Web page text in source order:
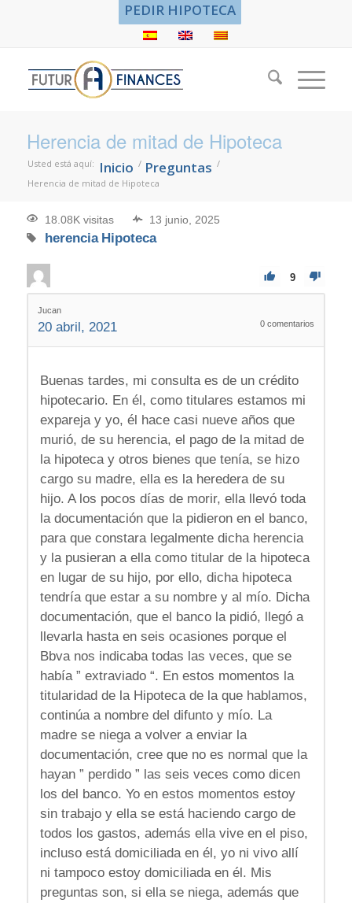
PEDIR HIPOTECA
Herencia de mitad de Hipoteca
Usted está aquí: Inicio / Preguntas /
Herencia de mitad de Hipoteca
18.08K visitas 13 junio, 2025
herencia Hipoteca
9
Jucan
20 abril, 2021 0 comentarios
Buenas tardes, mi consulta es de un crédito
hipotecario. En él, como titulares estamos mi
expareja y yo, él hace casi nueve años que
murió, de su herencia, el pago de la mitad de
la hipoteca y otros bienes que tenía, se hizo
cargo su madre, ella es la heredera de su
hijo. A los pocos días de morir, ella llevó toda
la documentación que la pidieron en el banco,
para que constara legalmente dicha herencia
y la pusieran a ella como titular de la hipoteca
en lugar de su hijo, por ello, dicha hipoteca
tendría que estar a su nombre y al mío. Dicha
documentación, que el banco la pidió, llegó a
llevarla hasta en seis ocasiones porque el
Bbva nos indicaba todas las veces, que se
había ” extraviado “. En estos momentos la
titularidad de la Hipoteca de la que hablamos,
continúa a nombre del difunto y mío. La
madre se niega a volver a enviar la
documentación, cree que no es normal que la
hayan ” perdido ” las seis veces como dicen
los del banco. Yo en estos momentos estoy
sin trabajo y ella se está haciendo cargo de
todos los gastos, además ella vive en el piso,
incluso está domiciliada en él, yo ni vivo allí
ni tampoco estoy domiciliada en él. Mis
preguntas son, si ella se niega, además que